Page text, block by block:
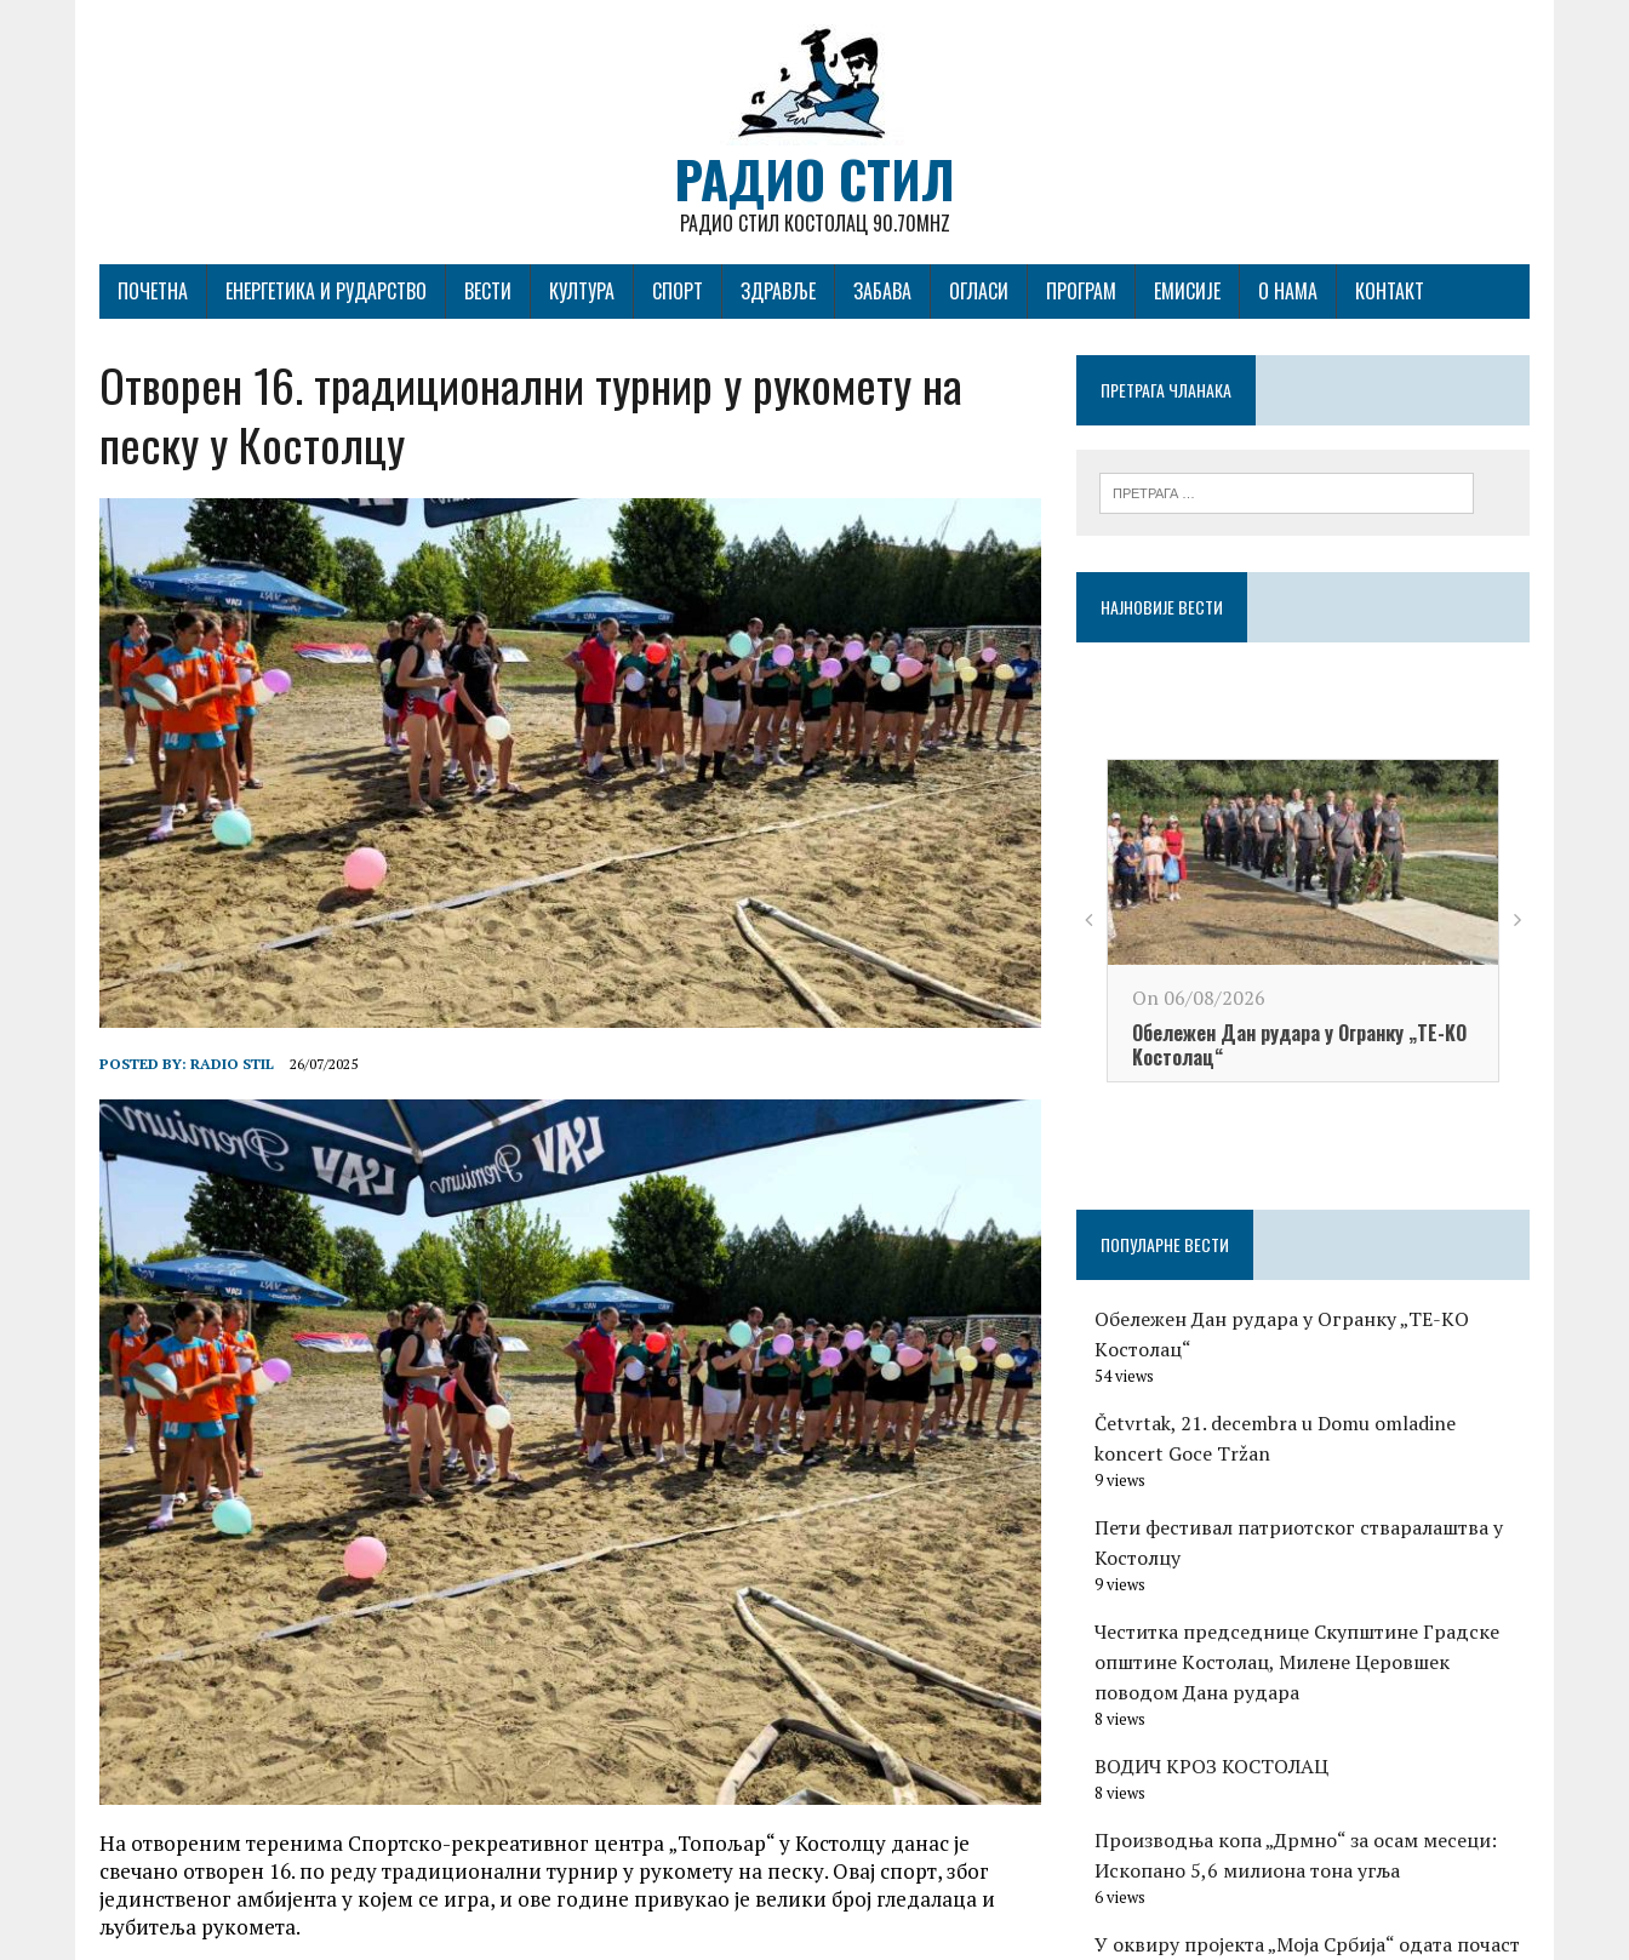
РАДИО СТИЛ
РАДИО СТИЛ КОСТОЛАЦ 90.70MHZ
ПОЧЕТНА ЕНЕРГЕТИКА И РУДАРСТВО ВЕСТИ КУЛТУРА СПОРТ ЗДРАВЉЕ ЗАБАВА ОГЛАСИ ПРОГРАМ ЕМИСИЈЕ О НАМА КОНТАКТ
Отворен 16. традиционални турнир у рукомету на
песку у Костолцу
POSTED BY: RADIO STIL 26/07/2025
На отвореним теренима Спортско-рекреативног центра „Топољар“ у Костолцу данас је
свечано отворен 16. по реду традиционални турнир у рукомету на песку. Овај спорт, због
јединственог амбијента у којем се игра, и ове године привукао је велики број гледалаца и
љубитеља рукомета.
ПРЕТРАГА ЧЛАНАКА
НАЈНОВИЈЕ ВЕСТИ
On 06/08/2026
Обележен Дан рудара у Огранку „ТЕ-KО
Kостолац“
ПОПУЛАРНЕ ВЕСТИ
Обележен Дан рудара у Огранку „ТЕ-KО
Kостолац“
54 views
Četvrtak, 21. decembra u Domu omladine
koncert Goce Tržan
9 views
Пети фестивал патриотског стваралаштва у
Костолцу
9 views
Честитка председнице Скупштине Градске
општине Kостолац, Милене Церовшек
поводом Дана рудара
8 views
ВОДИЧ КРОЗ КОСТОЛАЦ
8 views
Производња копа „Дрмно“ за осам месеци:
Ископано 5,6 милиона тона угља
6 views
У оквиру пројекта „Моја Србија“ одата почаст